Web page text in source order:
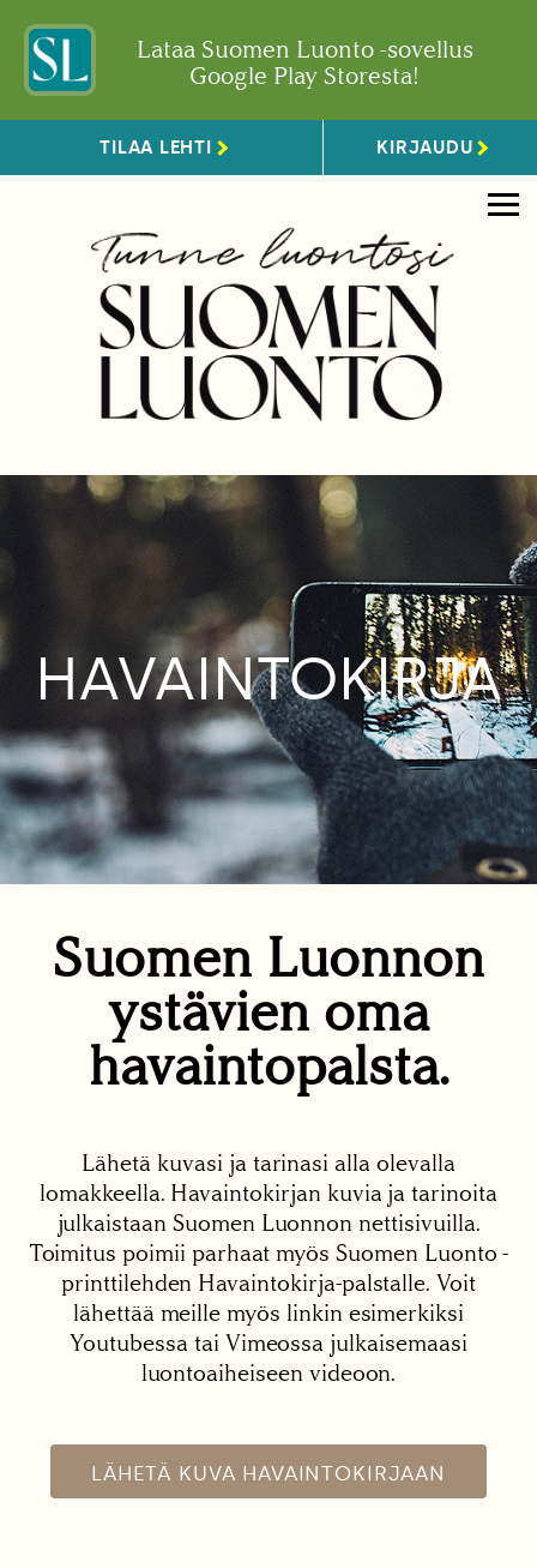
Lataa Suomen Luonto -sovellus
Google Play Storesta!
TILAA LEHTI KIRJAUDU
HAVAINTOKIRJA
Suomen Luonnon
ystävien oma
havaintopalsta.
Lähetä kuvasi ja tarinasi alla olevalla
lomakkeella. Havaintokirjan kuvia ja tarinoita
julkaistaan Suomen Luonnon nettisivuilla.
Toimitus poimii parhaat myös Suomen Luonto -
printtilehden Havaintokirja-palstalle. Voit
lähettää meille myös linkin esimerkiksi
Youtubessa tai Vimeossa julkaisemaasi
luontoaiheiseen videoon.
LÄHETÄ KUVA HAVAINTOKIRJAAN